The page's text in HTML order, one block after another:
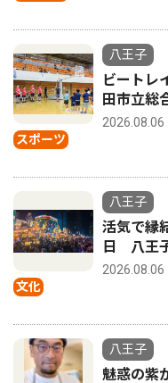
スポーツ
八王子
ビート
田市立総
2026.08.06
文化
八王子
活気で縁
日 八王
2026.08.06
八王子
魅惑の紫